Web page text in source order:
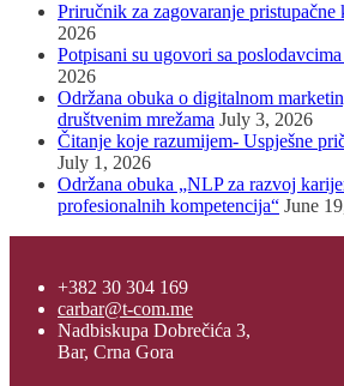
Priručnik za zagovaranje pristupačne
2026
Potpisani su ugovori sa
2026
Održana obuka o digitalnom
društvenim mrežama July 3, 2026
Čitanje koje razumijem- Uspješne
July 1, 2026
Održana obuka „NLP za razvoj
profesionalnih kompetencija“ June
+382 30 304 169
carbar@t-com.me
Nadbiskupa Dobrečića 3,
Bar, Crna Gora